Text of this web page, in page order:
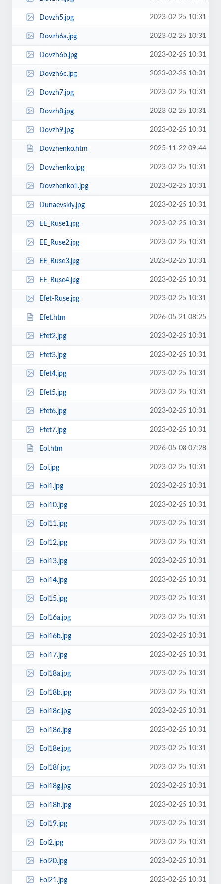
Dovzh5.jpg 2023-02-25 10:31
Dovzh6a.jpg 2023-02-25 10:31
Dovzh6b.jpg 2023-02-25 10:31
Dovzh6c.jpg 2023-02-25 10:31
Dovzh7.jpg 2023-02-25 10:31
Dovzh8.jpg 2023-02-25 10:31
Dovzh9.jpg 2023-02-25 10:31
Dovzhenko.htm 2025-11-22 09:44
Dovzhenko.jpg 2023-02-25 10:31
Dovzhenko1.jpg 2023-02-25 10:31
Dunaevskiy.jpg 2023-02-25 10:31
EE_Ruse1.jpg 2023-02-25 10:31
EE_Ruse2.jpg 2023-02-25 10:31
EE_Ruse3.jpg 2023-02-25 10:31
EE_Ruse4.jpg 2023-02-25 10:31
Efet-Ruse.jpg 2023-02-25 10:31
Efet.htm 2026-05-21 08:25
Efet2.jpg 2023-02-25 10:31
Efet3.jpg 2023-02-25 10:31
Efet4.jpg 2023-02-25 10:31
Efet5.jpg 2023-02-25 10:31
Efet6.jpg 2023-02-25 10:31
Efet7.jpg 2023-02-25 10:31
Eol.htm 2026-05-08 07:28
Eol.jpg 2023-02-25 10:31
Eol1.jpg 2023-02-25 10:31
Eol10.jpg 2023-02-25 10:31
Eol11.jpg 2023-02-25 10:31
Eol12.jpg 2023-02-25 10:31
Eol13.jpg 2023-02-25 10:31
Eol14.jpg 2023-02-25 10:31
Eol15.jpg 2023-02-25 10:31
Eol16a.jpg 2023-02-25 10:31
Eol16b.jpg 2023-02-25 10:31
Eol17.jpg 2023-02-25 10:31
Eol18a.jpg 2023-02-25 10:31
Eol18b.jpg 2023-02-25 10:31
Eol18c.jpg 2023-02-25 10:31
Eol18d.jpg 2023-02-25 10:31
Eol18e.jpg 2023-02-25 10:31
Eol18f.jpg 2023-02-25 10:31
Eol18g.jpg 2023-02-25 10:31
Eol18h.jpg 2023-02-25 10:31
Eol19.jpg 2023-02-25 10:31
Eol2.jpg 2023-02-25 10:31
Eol20.jpg 2023-02-25 10:31
Eol21.jpg 2023-02-25 10:31